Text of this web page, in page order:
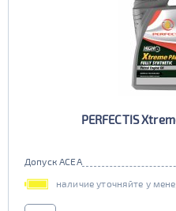
PERFECTIS
Допуск ACEA
наличие уточняйте у